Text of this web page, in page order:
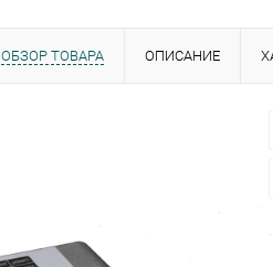
ОБЗОР ТОВАРА ОПИСАНИЕ